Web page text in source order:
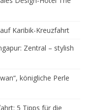
Karibik-Kreuzfahrt
Zentral – stylish
königliche Perle
5 Tipps für die